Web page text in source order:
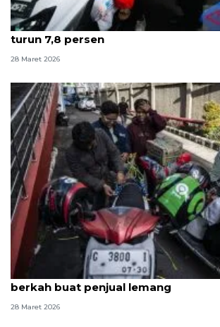
Kapolri: Selama Lebaran 2026
turun 7,8 persen
28 Maret 2026
Kedatangan para pemilir hingga
berkah buat penjual lemang
28 Maret 2026